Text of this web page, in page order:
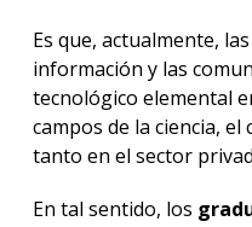
Es que, actualmente,
información y las
tecnológico elemental
campos de la ciencia,
tanto en el sector
En tal sentido, los